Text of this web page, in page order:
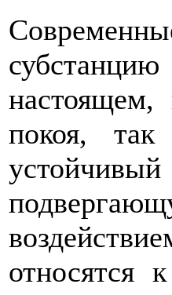
покоя,
относятся